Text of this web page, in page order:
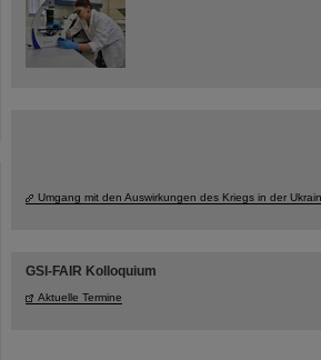
Umgang mit den Auswirkungen des Kriegs in der
GSI-FAIR Kolloquium
Aktuelle Termine